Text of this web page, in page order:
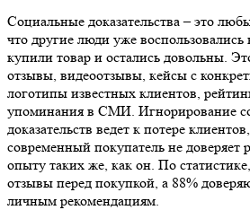
Социальные доказательства – это
что другие люди уже
купили товар и остались довольны.
отзывы, видеоотзывы, кейсы с
логотипы известных клиентов,
упоминания в СМИ. Игнорирование
доказательств ведет к потере
современный покупатель не доверяет
опыту таких же, как он. По
отзывы перед покупкой, а 88%
личным рекомендациям.